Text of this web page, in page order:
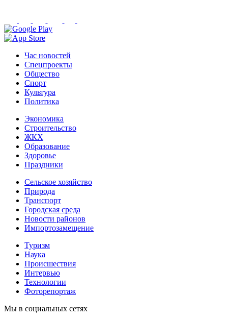
Час новостей
Спецпроекты
Общество
Спорт
Культура
Политика
Экономика
Строительство
ЖКХ
Образование
Здоровье
Праздники
Сельское хозяйство
Природа
Транспорт
Городская среда
Новости районов
Импортозамещение
Туризм
Наука
Происшествия
Интервью
Технологии
Фоторепортаж
Мы в социальных сетях